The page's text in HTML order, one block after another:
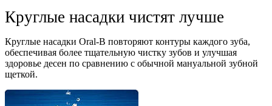
Круглые насадки чистят лучше
Круглые насадки Oral-B повторяют контуры каждого зуба,
обеспечивая более тщательную чистку зубов и улучшая
здоровье десен по сравнению с обычной мануальной зубной
щеткой.